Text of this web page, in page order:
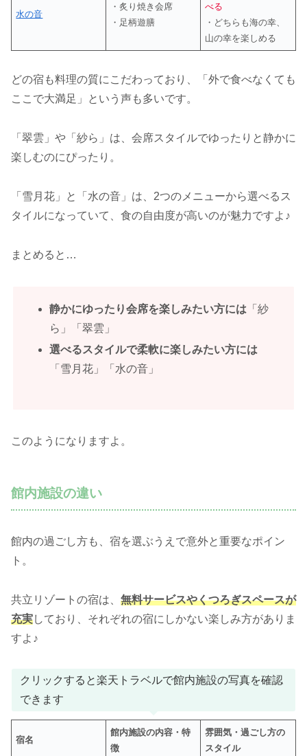
水の音
・炙り焼き会席
・足柄遊膳
べる
・どちらも海の幸、
山の幸を楽しめる
どの宿も料理の質にこだわっており、「外で食べなくても
ここで大満足」という声も多いです。
「翠雲」や「紗ら」は、会席スタイルでゆったりと静かに
楽しむのにぴったり。
「雪月花」と「水の音」は、2つのメニューから選べるス
タイルになっていて、食の自由度が高いのが魅力ですよ♪
まとめると…
静かにゆったり会席を楽しみたい方には 「紗
ら」「翠雲」
選べるスタイルで柔軟に楽しみたい方には
「雪月花」「水の音」
このようになりますよ。
館内施設の違い
館内の過ごし方も、宿を選ぶうえで意外と重要なポイン
ト。
共立リゾートの宿は、 無料サービスやくつろぎスペースが
充実しており、それぞれの宿にしかない楽しみ方がありま
すよ♪
クリックすると楽天トラベルで館内施設の写真を確認
できます
宿名
館内施設の内容・特
徴
雰囲気・過ごし方の
スタイル